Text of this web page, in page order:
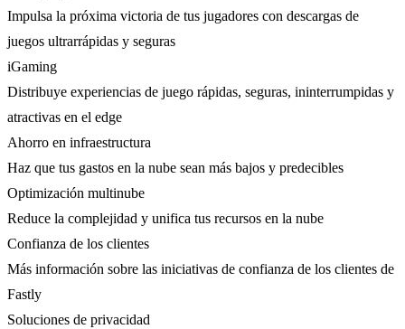
Impulsa la próxima victoria de tus jugadores con descargas de
juegos ultrarrápidas y seguras
iGaming
Distribuye experiencias de juego rápidas, seguras, ininterrumpidas y
atractivas en el edge
Ahorro en infraestructura
Haz que tus gastos en la nube sean más bajos y predecibles
Optimización multinube
Reduce la complejidad y unifica tus recursos en la nube
Confianza de los clientes
Más información sobre las iniciativas de confianza de los clientes de
Fastly
Soluciones de privacidad